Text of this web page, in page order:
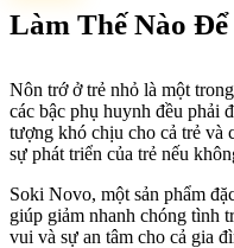
Làm Thế Nào
Nôn trớ ở trẻ nhỏ là một
các bậc phụ huynh đều phải
tượng khó chịu cho cả trẻ và
sự phát triển của trẻ nếu
Soki Novo, một sản phẩm
giúp giảm nhanh chóng tình
vui và sự an tâm cho cả gia